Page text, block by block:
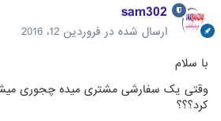
sam302
ارسال شده در فروردین 12، 2016
با سلام
وقتی یک سفارشی مشتری میده چجوری میشه
کرد؟؟؟